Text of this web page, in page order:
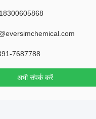
7687788
अभी संपर्क करें